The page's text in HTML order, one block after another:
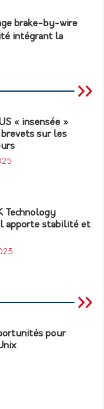
brake-by-wire
intégrant la
« insensée »
sur les
Technology
apporte stabilité et
pour